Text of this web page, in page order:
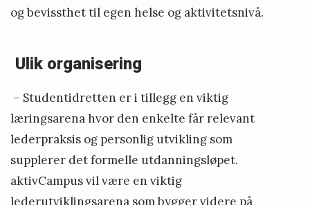
og bevissthet til egen helse og aktivitetsnivå.
Ulik organisering
– Studentidretten er i tillegg en viktig
læringsarena hvor den enkelte får relevant
lederpraksis og personlig utvikling som
supplerer det formelle utdanningsløpet.
aktivCampus vil være en viktig
lederutviklingsarena som bygger videre på